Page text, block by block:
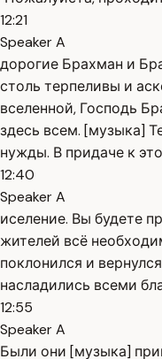
12:21
Speaker A
дорогие Брахман и
столь терпеливы и
вселенной, Господь
здесь всем. [музыка]
нужды. В придаче к
12:40
Speaker A
иселение. Вы будете
жителей всё
поклонился и
насладились всеми
12:55
Speaker A
Были они [музыка]